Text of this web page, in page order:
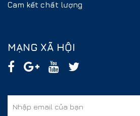
Cam kết chất lượng
MẠNG XÃ HỘI